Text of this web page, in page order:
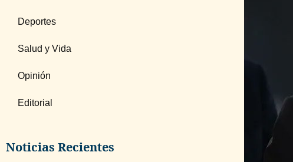
Deportes
Salud y Vida
Opinión
Editorial
Noticias Recientes